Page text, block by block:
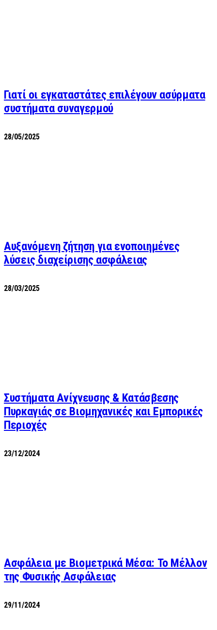
Γιατί οι εγκαταστάτες επιλέγουν ασύρματα
συστήματα συναγερμού
28/05/2025
Αυξανόμενη ζήτηση για ενοποιημένες
λύσεις διαχείρισης ασφάλειας
28/03/2025
Συστήματα Ανίχνευσης & Κατάσβεσης
Πυρκαγιάς σε Βιομηχανικές και Εμπορικές
Περιοχές
23/12/2024
Ασφάλεια με Βιομετρικά Μέσα: Το Μέλλον
της Φυσικής Ασφάλειας
29/11/2024